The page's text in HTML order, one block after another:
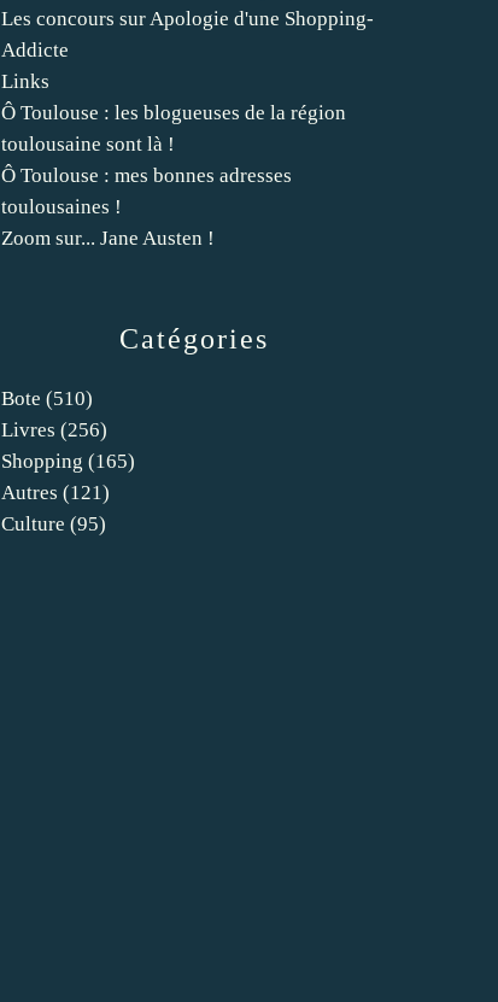
Catégories
Bote (510)
Livres (256)
Shopping (165)
Autres (121)
Culture (95)
Les concours sur Apologie d'une Shopping-
Addicte
Links
Ô Toulouse : les blogueuses de la région
toulousaine sont là !
Ô Toulouse : mes bonnes adresses
toulousaines !
Zoom sur... Jane Austen !